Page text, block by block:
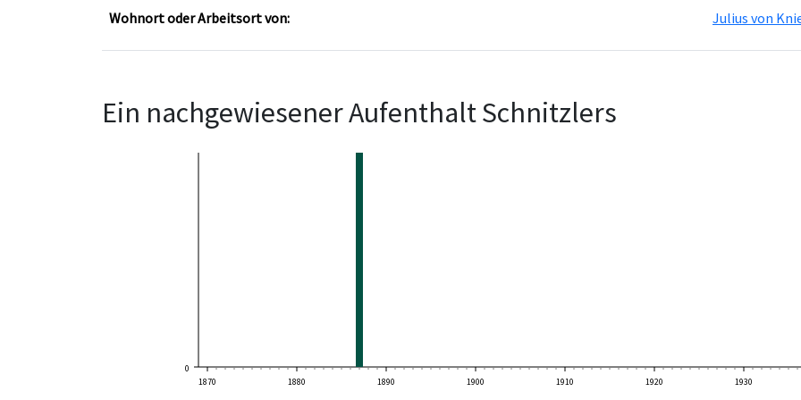
Wohnort oder Arbeitsort von: Julius von
Ein nachgewiesener Aufenthalt Schnitzlers
0
1870
1880 1890 1900 1910 1920 1930